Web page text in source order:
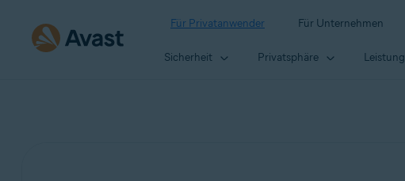
Für Privatanwender Für Unternehmen
Sicherheit Privatsphäre Leistung